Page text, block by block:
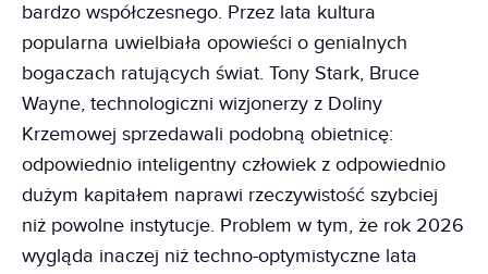
bardzo współczesnego. Przez lata kultura
popularna uwielbiała opowieści o genialnych
bogaczach ratujących świat. Tony Stark, Bruce
Wayne, technologiczni wizjonerzy z Doliny
Krzemowej sprzedawali podobną obietnicę:
odpowiednio inteligentny człowiek z odpowiednio
dużym kapitałem naprawi rzeczywistość szybciej
niż powolne instytucje. Problem w tym, że rok 2026
wygląda inaczej niż techno-optymistyczne lata